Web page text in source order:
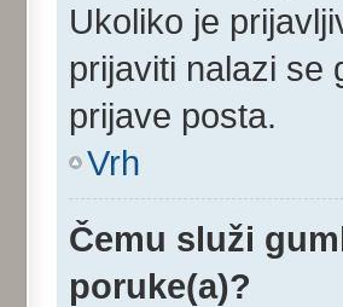
Ukoliko je
prijaviti nalazi se
prijave posta.
Vrh
Čemu služi
poruke(a)?